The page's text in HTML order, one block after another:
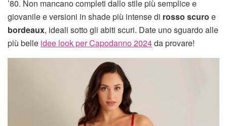
’80. Non mancano completi dallo stile più semplice e
giovanile e versioni in shade più intense di rosso scuro e
bordeaux, ideali sotto gli abiti scuri. Date uno sguardo alle
più belle idee look per Capodanno 2024da provare!